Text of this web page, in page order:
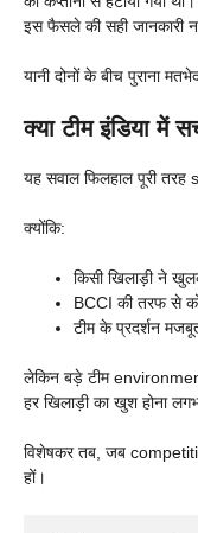
इस फैसले की सही जानकारी
यानी दोनों के बीच पुराना
क्या टीम इंडिया में
यह सवाल फिलहाल पूरी
क्योंकि:
किसी खिलाड़ी ने
BCCI की तरफ से
टीम के प्रदर्शन
लेकिन बड़े टीम
हर खिलाड़ी का खुश होना
विशेषकर तब, जब
हों।